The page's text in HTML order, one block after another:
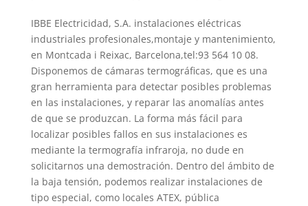
IBBE Electricidad, S.A. instalaciones eléctricas
industriales profesionales,montaje y mantenimiento,
en Montcada i Reixac, Barcelona,tel:93 564 10 08.
Disponemos de cámaras termográficas, que es una
gran herramienta para detectar posibles problemas
en las instalaciones, y reparar las anomalías antes
de que se produzcan. La forma más fácil para
localizar posibles fallos en sus instalaciones es
mediante la termografía infraroja, no dude en
solicitarnos una demostración. Dentro del ámbito de
la baja tensión, podemos realizar instalaciones de
tipo especial, como locales ATEX, pública